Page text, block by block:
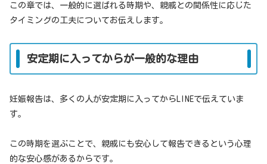
この章では、一般的に選ばれる時期や、親戚との関係性に応じた
タイミングの工夫についてお伝えします。
安定期に入ってからが一般的な理由
妊娠報告は、多くの人が安定期に入ってからLINEで伝えていま
す。
この時期を選ぶことで、親戚にも安心して報告できるという心理
的な安心感があるからです。